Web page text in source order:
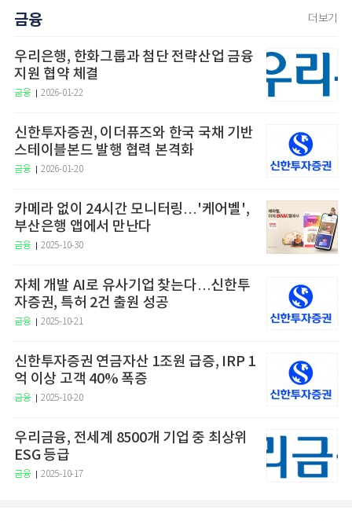
금융 더보기
우리은행, 한화그룹과 첨단 전략산업 금융
지원 협약 체결
금융 2026-01-22
신한투자증권, 이더퓨즈와 한국 국채 기반
스테이블본드 발행 협력 본격화
금융 2026-01-20
카메라 없이 24시간 모니터링…'케어벨',
부산은행 앱에서 만난다
금융 2025-10-30
자체 개발 AI로 유사기업 찾는다…신한투
자증권, 특허 2건 출원 성공
금융 2025-10-21
신한투자증권 연금자산 1조원 급증, IRP 1
억 이상 고객 40% 폭증
금융 2025-10-20
우리금융, 전세계 8500개 기업 중 최상위
ESG 등급
금융 2025-10-17